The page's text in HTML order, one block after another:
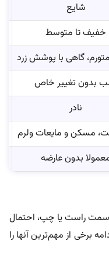
شایع
خفیف تا متوسط
گاهی با پوشش زرد
بدون تغییر خاص
نادر
مسکن و مایعات ولرم
بدون عارضه
سمت راست یا چپ، احتمال
برخی از مهم‌ترین آنها را